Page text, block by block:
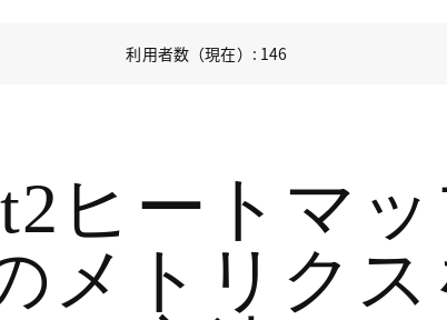
利用者数（現在）: 146
ヒートマ
メトリク